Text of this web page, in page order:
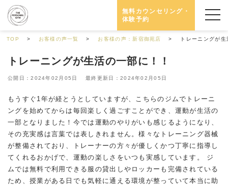
無料カウンセリング・
体験予約
TOP お客様の声一覧 お客様の声：新宿御苑店 トレーニングが
トレーニングが生活の一部に！！
公開日：2024年02月05日 最終更新日：2024年02月05日
もうすぐ1年が経とうとしていますが、こちらのジムでトレーニ
ングを始めてからは毎回楽しく過ごすことができ、運動が生活の
一部となりました！今では運動のやりがいも感じるようになり、
その充実感は言葉では表しきれません。様々なトレーニング器械
が整備されており、トレーナーの方々が優しくかつ丁寧に指導し
てくれるおかげで、運動の楽しさをいつも実感しています。 ジ
ムでは無料で利用できる服の貸出しやロッカーも完備されている
ため、授業がある日でも気軽に通える環境が整っていて本当に助